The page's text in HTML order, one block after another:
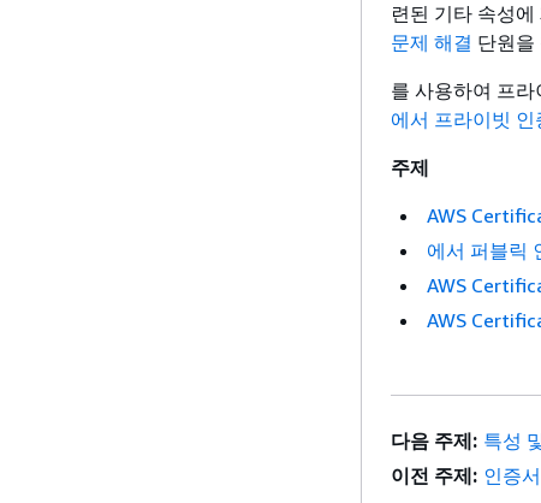
련된 기타 속성
문제 해결 단원을
를 사용하여 프
에서 프라이빗
주제
AWS
에서 퍼블릭
AWS
AWS
다음 주제: 특성
이전 주제: 인증